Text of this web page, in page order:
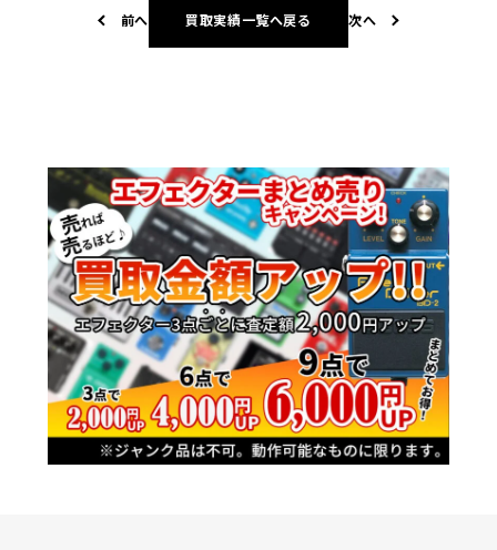
前へ 買取実績一覧へ戻る 次へ